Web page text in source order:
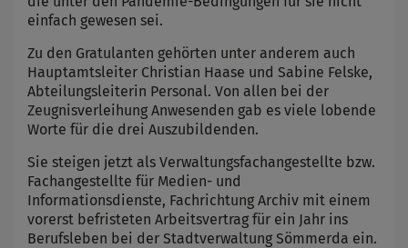
einfach gewesen sei.
Zu den Gratulanten gehörten unter anderem auch
Hauptamtsleiter Christian Haase und Sabine Felske,
Abteilungsleiterin Personal. Von allen bei der
Zeugnisverleihung Anwesenden gab es viele lobende
Worte für die drei Auszubildenden.
Sie steigen jetzt als Verwaltungsfachangestellte bzw.
Fachangestellte für Medien- und
Informationsdienste, Fachrichtung Archiv mit einem
vorerst befristeten Arbeitsvertrag für ein Jahr ins
Berufsleben bei der Stadtverwaltung Sömmerda ein.